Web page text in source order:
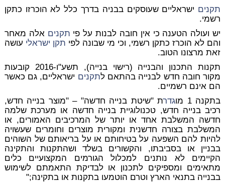
תקנים ישראליים שעוסקים בבניה בדרך כלל לא הוכרזו כתקן
רשמי.
יש ועולה הטענה כי אין חובה לבנות על פי תקנים אלה מאחר
והם לא הוכרז כתקן רשמי, וכי מי שבונה לפי תקן ישראלי עושה
זאת מרצונו הטוב.
תקנות התכנון והבנייה (רישוי בנייה), תשע"ו-2016 קובעות
מקור חובה חדש לבנייה בהתאם לתקנים ישראליים, גם כאשר
הם אינם רשמיים.
בתקנה 1 מו
גדרת "שיטת בנייה חדשה" – "מוצר בנייה חדש,
רכיב בנייה חדש, טכנולוגיית בנייה חדשה או מערכת שלמה
חדשה המשלבת אחד או יותר של המרכיבים האמורים, או
המשלבת בצורה חדשנית ומקורית מוצרים וחומרים שעשויה
להיות להם השפעה על בטיחותם או על בריאותם של השוהים
בבניין או בסביבתו, והקשורים בשלדושהתקנות והתקינה
הקיימים לא נותנים למכלול הגורמים המקצועיים כלים
מתאימים ומספיקים לתכנון או לבדיקת התאמתם לשימוש
בבנייה בתנאי הארץ וטרם הוטמעו בתקנות או בתקינה;"